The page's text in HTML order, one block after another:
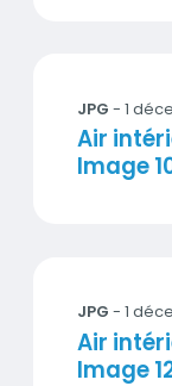
JPG - 1
Titre
Air
Image
JPG - 1
Titre
Air
Image